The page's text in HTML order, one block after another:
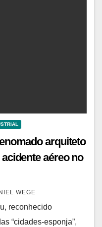
arquiteto
aéreo no
WEGE
reconhecido
“cidades-esponja”,